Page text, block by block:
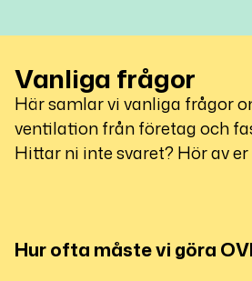
Vanliga frågor
Här samlar vi vanliga frågor
ventilation från företag och
Hittar ni inte svaret? Hör av
Hur ofta måste vi göra